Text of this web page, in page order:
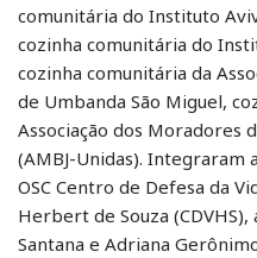
comunitária do Instituto
cozinha comunitária do
cozinha comunitária da
de Umbanda São Miguel,
Associação dos Moradores
(AMBJ-Unidas).
OSC Centro de Defesa da
Herbert de Souza
Santana e Adriana